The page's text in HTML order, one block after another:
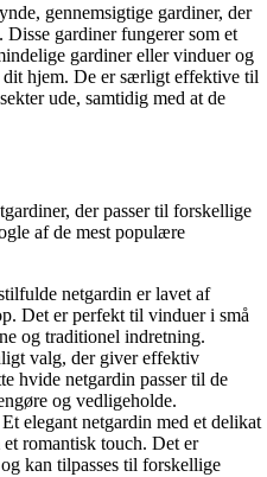
gennemsigtige gardiner, der
Disse gardiner fungerer som et
gardiner eller vinduer og
hjem. De er særligt effektive til
ude, samtidig med at de
der passer til forskellige
af de mest populære
netgardin er lavet af
Det er perfekt til vinduer i små
og traditionel indretning.
valg, der giver effektiv
hvide netgardin passer til de
og vedligeholde.
Et elegant netgardin med et delikat
romantisk touch. Det er
kan tilpasses til forskellige